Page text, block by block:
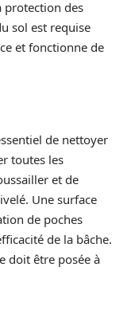
protection des
sol est requise
et fonctionne de
de nettoyer
toutes les
et de
Une surface
de poches
de la bâche.
doit être posée à